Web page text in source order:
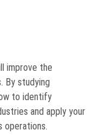
improve the
By studying
to identify
and apply your
operations.